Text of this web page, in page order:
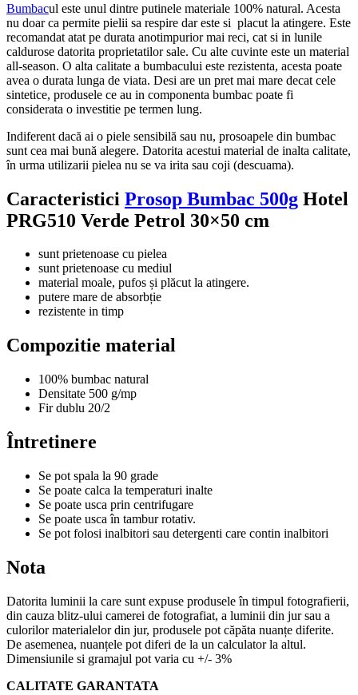
Bumbacul este unul dintre putinele materiale 100% natural. Acesta
nu doar ca permite pielii sa respire dar este si placut la atingere. Este
recomandat atat pe durata anotimpurior mai reci, cat si in lunile
caldurose datorita proprietatilor sale. Cu alte cuvinte este un material
all-season. O alta calitate a bumbacului este rezistenta, acesta poate
avea o durata lunga de viata. Desi are un pret mai mare decat cele
sintetice, produsele ce au in componenta bumbac poate fi
considerata o investitie pe termen lung.
Indiferent dacă ai o piele sensibilă sau nu, prosoapele din bumbac
sunt cea mai bună alegere. Datorita acestui material de inalta calitate,
în urma utilizarii pielea nu se va irita sau coji (descuama).
Caracteristici Prosop Bumbac 500g Hotel
PRG510 Verde Petrol 30×50 cm
sunt prietenoase cu pielea
sunt prietenoase cu mediul
material moale, pufos și plăcut la atingere.
putere mare de absorbție
rezistente in timp
Compozitie material
100% bumbac natural
Densitate 500 g/mp
Fir dublu 20/2
Întretinere
Se pot spala la 90 grade
Se poate calca la temperaturi inalte
Se poate usca prin centrifugare
Se poate usca în tambur rotativ.
Se pot folosi inalbitori sau detergenti care contin inalbitori
Nota
Datorita luminii la care sunt expuse produsele în timpul fotografierii,
din cauza blitz-ului camerei de fotografiat, a luminii din jur sau a
culorilor materialelor din jur, produsele pot căpăta nuanțe diferite.
De asemenea, nuanțele pot diferi de la un calculator la altul.
Dimensiunile si gramajul pot varia cu +/- 3%
CALITATE GARANTATA